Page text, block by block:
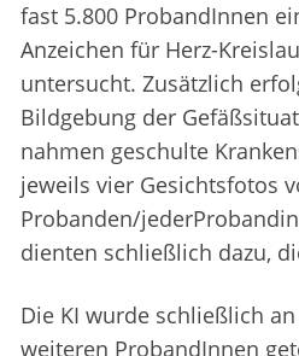
fast 5.800 ProbandInnen
Anzeichen für Herz-
untersucht. Zusätzlich
Bildgebung der
nahmen geschulte
jeweils vier Gesichtsfotos
Probanden/
dienten schließlich dazu,
Die KI wurde schließlich
weiteren ProbandInnen